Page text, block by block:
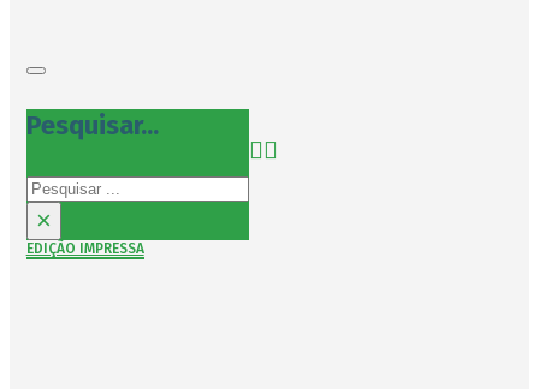
Pesquisar...
Pesquisar
×
EDIÇÃO IMPRESSA